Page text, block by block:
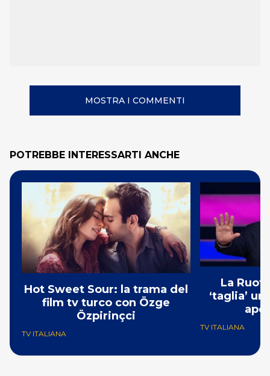
MOSTRA I COMMENTI
POTREBBE INTERESSARTI ANCHE
Hot Sweet Sour: la trama del
film tv turco con Özge
Özpirinçci
TV ITALIANA
La
‘taglia’
TV ITALIANA